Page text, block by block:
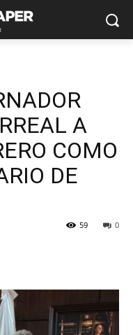
A
COMO
DE
0
59